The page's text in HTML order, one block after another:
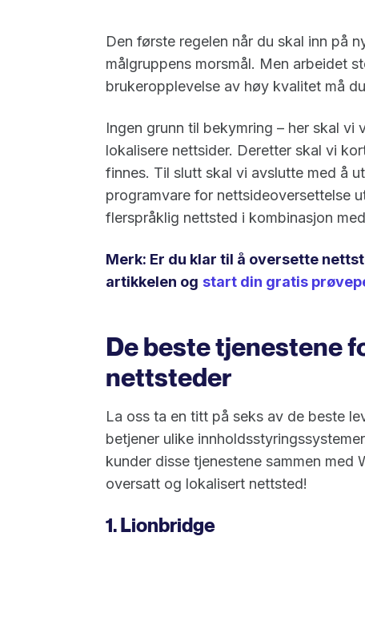
Den første regelen når du skal inn på
målgruppens morsmål. Men arbeidet
brukeropplevelse av høy kvalitet må
Ingen grunn til bekymring – her skal vi
lokalisere nettsider. Deretter skal vi
finnes. Til slutt skal vi avslutte med å
programvare for nettsideoversettelse
flerspråklig nettsted i kombinasjon
Merk: Er du klar til å oversette
artikkelen og start din gratis
De beste tjenestene
nettsteder
La oss ta en titt på seks av de beste
betjener ulike
kunder disse tjenestene sammen
oversatt og lokalisert nettsted!
1. Lionbridge